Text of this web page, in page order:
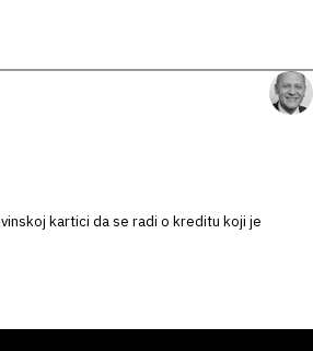
kartici da se radi o kreditu koji je